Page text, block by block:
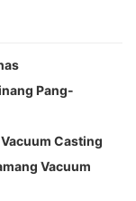
Pang-
Casting
Vacuum